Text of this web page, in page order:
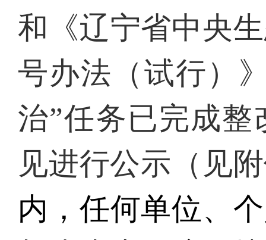
和《辽宁省中央
号办法（试行）
治”任务已完成
见进行公示（见
内，任何单位、